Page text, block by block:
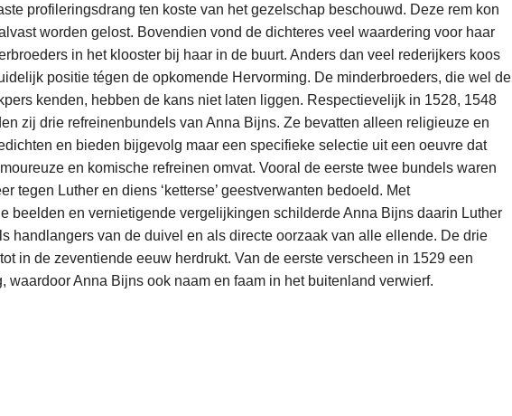
profileringsdrang ten koste van het gezelschap beschouwd. Deze rem kon
worden gelost. Bovendien vond de dichteres veel waardering voor haar
in het klooster bij haar in de buurt. Anders dan veel rederijkers koos
positie tégen de opkomende Hervorming. De minderbroeders, die wel de
kenden, hebben de kans niet laten liggen. Respectievelijk in 1528, 1548
zij drie refreinenbundels van Anna Bijns. Ze bevatten alleen religieuze en
en bieden bijgevolg maar een specifieke selectie uit een oeuvre dat
en komische refreinen omvat. Vooral de eerste twee bundels waren
tegen Luther en diens ‘ketterse’ geestverwanten bedoeld. Met
beelden en vernietigende vergelijkingen schilderde Anna Bijns daarin Luther
handlangers van de duivel en als directe oorzaak van alle ellende. De drie
in de zeventiende eeuw herdrukt. Van de eerste verscheen in 1529 een
waardoor Anna Bijns ook naam en faam in het buitenland verwierf.